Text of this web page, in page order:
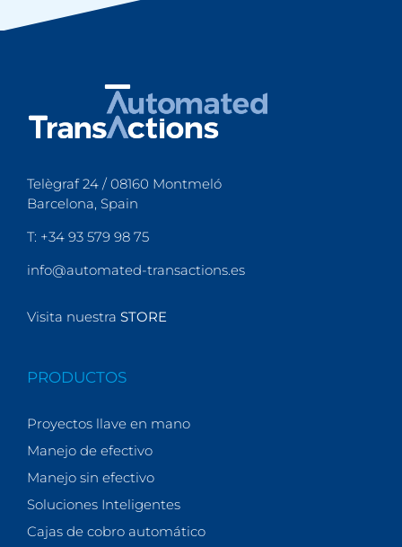
Telègraf 24 / 08160 Montmeló
Barcelona, Spain
T: +34 93 579 98 75
info@automated-transactions.es
Visita nuestra STORE
PRODUCTOS
Proyectos llave en mano
Manejo de efectivo
Manejo sin efectivo
Soluciones Inteligentes
Cajas de cobro automático